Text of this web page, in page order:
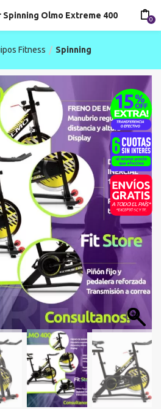
Olmo Extreme 400 0
Fitness Spinning